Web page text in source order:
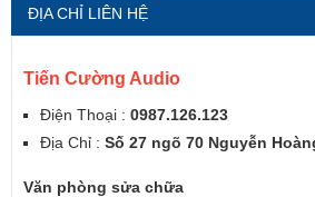
ĐỊA CHỈ LIÊN HỆ
Tiến Cường Audio
Điện Thoại : 0987.126.123
Địa Chỉ : Số 27 ngõ 70 Nguyễn
Văn phòng sửa chữa